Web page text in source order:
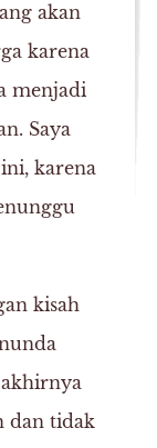
akan
karena
menjadi
Saya
karena
kisah
dan tidak